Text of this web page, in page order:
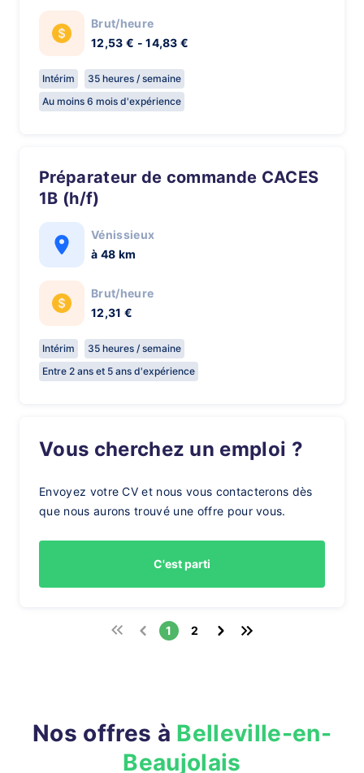
Brut/heure
12,53 € - 14,83 €
Intérim
35 heures / semaine
Au moins 6 mois d'expérience
Préparateur de commande CACES
1B (h/f)
Vénissieux
à 48 km
Brut/heure
12,31 €
Intérim
35 heures / semaine
Entre 2 ans et 5 ans d'expérience
Vous cherchez un emploi ?
Envoyez votre CV et nous vous contacterons dès
que nous aurons trouvé une offre pour vous.
C'est parti
1 2
Nos offres à Belleville-en-
Beaujolais